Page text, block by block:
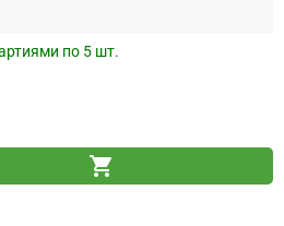
по 5 шт.
shopping_cart